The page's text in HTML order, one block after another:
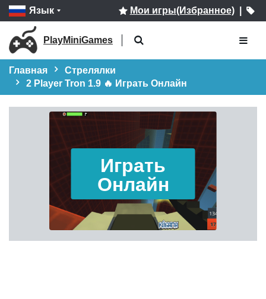
Язык Мои игры(Избранное)|
PlayMiniGames
Главная
Стрелялки
2 Player Tron 1.9 🔥 Играть Онлайн
Играть
Онлайн